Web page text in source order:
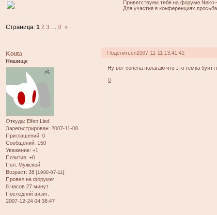
Приветствуем тебя на форуме
Для участия в конференциях
Страница:1 2 3 … 8 »
Поделиться2007-11-11 13:41:42
Kouta
Няшище
Откуда: Elfen Lied
Зарегистрирован: 2007-11-08
Приглашений: 0
Сообщений: 150
Уважение: +1
Позитив: +0
Пол: Мужской
Возраст: 38 [1988-07-11]
Провел на форуме:
8 часов 27 минут
Последний визит:
2007-12-24 04:38:47
Ну вот сопсна полагаю что это темка буит
0